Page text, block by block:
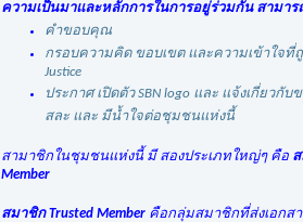
ความเป็นมาและหลักการในการอยู่ร่วมกัน สามา
คำขอบคุณ
กรอบความคิด ขอบเขต และความเข้าใจที่ถู
Justice
ประกาศ เปิดตัว SBN logo และ แจ้งเกี่ยวกั
สละ และ มีน้ำใจต่อชุมชนแห่งนี้
สามาชิกในชุมชนแห่งนี้ มี สองประเภทใหญ่ๆ คือ
Member
สมาชิก Trusted Memberคือกลุ่มสมาชิกที่ส่งเอกส